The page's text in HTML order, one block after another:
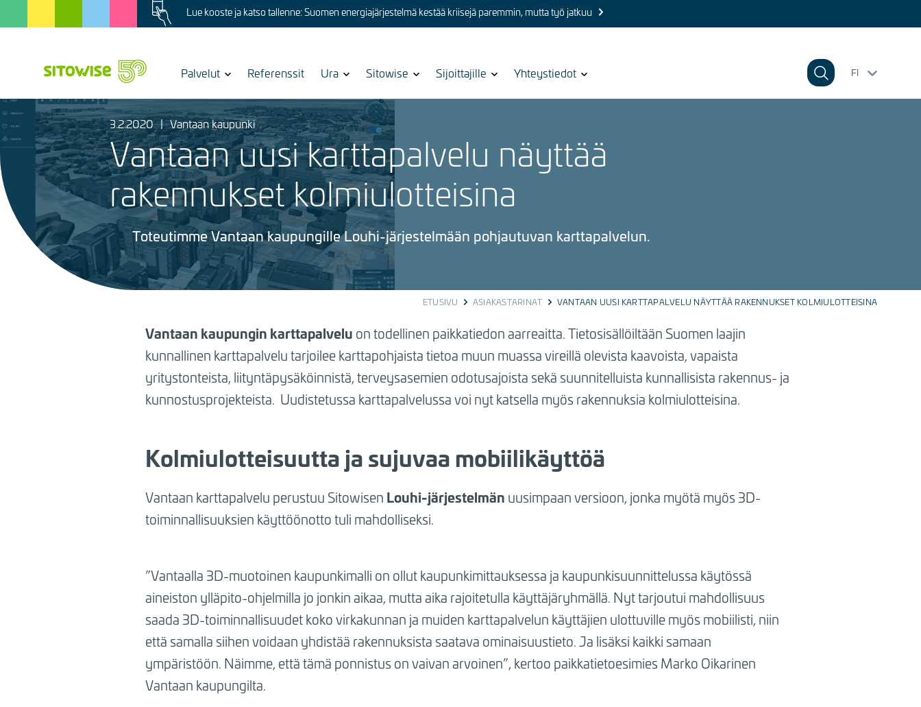
Image Lue kooste ja katso tallenne: Suomen energiajärjestelmä kestää kriisejä paremmin, mutta työ jatkuu
Show
for
Palvelut Referenssit
Show
for
Ura
Show
for
Sitowise
Show
for
Sijoittajille
Show
for
Yhteystiedot FI
Kuva
3.2.2020 | Vantaan kaupunki
Vantaan uusi karttapalvelu näyttää
rakennukset kolmiulotteisina
Toteutimme Vantaan kaupungille Louhi-järjestelmään pohjautuvan karttapalvelun.
ETUSIVU ASIAKASTARINAT VANTAAN UUSI KARTTAPALVELU NÄYTTÄÄ RAKENNUKSET KOLMIULOTTEISINA
Vantaan kaupungin karttapalvelu on todellinen paikkatiedon aarreaitta. Tietosisällöiltään Suomen laajin
kunnallinen karttapalvelu tarjoilee karttapohjaista tietoa muun muassa vireillä olevista kaavoista, vapaista
yritystonteista, liityntäpysäköinnistä, terveysasemien odotusajoista sekä suunnitelluista kunnallisista rakennus- ja
kunnostusprojekteista. Uudistetussa karttapalvelussa voi nyt katsella myös rakennuksia kolmiulotteisina.
Kolmiulotteisuutta ja sujuvaa mobiilikäyttöä
Vantaan karttapalvelu perustuu Sitowisen Louhi-järjestelmän uusimpaan versioon, jonka myötä myös 3D-
toiminnallisuuksien käyttöönotto tuli mahdolliseksi.
”Vantaalla 3D-muotoinen kaupunkimalli on ollut kaupunkimittauksessa ja kaupunkisuunnittelussa käytössä
aineiston ylläpito-ohjelmilla jo jonkin aikaa, mutta aika rajoitetulla käyttäjäryhmällä. Nyt tarjoutui mahdollisuus
saada 3D-toiminnallisuudet koko virkakunnan ja muiden karttapalvelun käyttäjien ulottuville myös mobiilisti, niin
että samalla siihen voidaan yhdistää rakennuksista saatava ominaisuustieto. Ja lisäksi kaikki samaan
ympäristöön. Näimme, että tämä ponnistus on vaivan arvoinen”, kertoo paikkatietoesimies Marko Oikarinen
Vantaan kaupungilta.